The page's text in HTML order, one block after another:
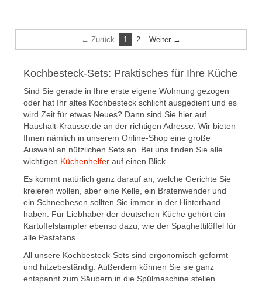
← Zurück 1 2 Weiter →
Kochbesteck-Sets: Praktisches für Ihre Küche
Sind Sie gerade in Ihre erste eigene Wohnung gezogen
oder hat Ihr altes Kochbesteck schlicht ausgedient und es
wird Zeit für etwas Neues? Dann sind Sie hier auf
Haushalt-Krausse.de an der richtigen Adresse. Wir bieten
Ihnen nämlich in unserem Online-Shop eine große
Auswahl an nützlichen Sets an. Bei uns finden Sie alle
wichtigen Küchenhelfer auf einen Blick.
Es kommt natürlich ganz darauf an, welche Gerichte Sie
kreieren wollen, aber eine Kelle, ein Bratenwender und
ein Schneebesen sollten Sie immer in der Hinterhand
haben. Für Liebhaber der deutschen Küche gehört ein
Kartoffelstampfer ebenso dazu, wie der Spaghettilöffel für
alle Pastafans.
All unsere Kochbesteck-Sets sind ergonomisch geformt
und hitzebeständig. Außerdem können Sie sie ganz
entspannt zum Säubern in die Spülmaschine stellen.